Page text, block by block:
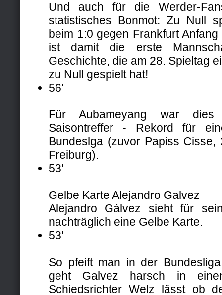
Und auch für die Werder-
statistisches Bonmot: Zu Null
beim 1:0 gegen Frankfurt
ist damit die erste
Geschichte, die am 28. Spieltag
zu Null gespielt hat!
56'
Für Aubameyang war
Saisontreffer - Rekord für
Bundeslga (zuvor Papiss Cisse,
Freiburg).
53'
Gelbe Karte Alejandro Galvez
Alejandro Gálvez sieht für
nachträglich eine Gelbe Karte.
53'
So pfeift man in der
geht Galvez harsch in
Schiedsrichter Welz lässt ob